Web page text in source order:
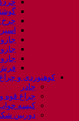
جارو
فرش
کوهنوردی و
چادر
چراغ قوه
کیسه
دوربین